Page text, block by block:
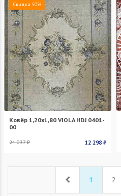
Скидка 50%
Ковёр 1,20х1,80 VIOLA HDJ 0401-
00
24 037 ₽ 12 298 ₽
1 2